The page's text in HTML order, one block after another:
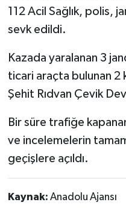
112 Acil Sağlık, polis,
sevk edildi.
Kazada yaralanan 3
ticari araçta bulunan 2
Şehit Rıdvan Çevik
Bir süre trafiğe
ve incelemelerin
geçişlere açıldı.
Kaynak: Anadolu Ajansı